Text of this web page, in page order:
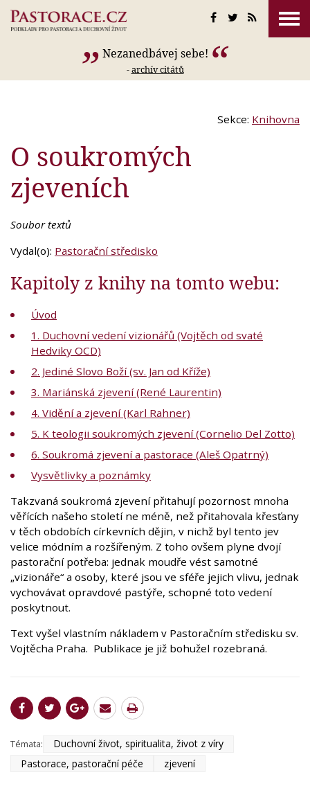
Nezanedbávej sebe!
-archív citátů
Sekce: Knihovna
O soukromých
zjeveních
Soubor textů
Vydal(o): Pastorační středisko
Kapitoly z knihy na tomto webu:
Úvod
1. Duchovní vedení vizionářů (Vojtěch od svaté
Hedviky OCD)
2. Jediné Slovo Boží (sv. Jan od Kříže)
3. Mariánská zjevení (René Laurentin)
4. Vidění a zjevení (Karl Rahner)
5. K teologii soukromých zjevení (Cornelio Del Zotto)
6. Soukromá zjevení a pastorace (Aleš Opatrný)
Vysvětlivky a poznámky
Takzvaná soukromá zjevení přitahují pozornost mnoha
věřících našeho století ne méně, než přitahovala křesťany
v těch obdobích církevních dějin, v nichž byl tento jev
velice módním a rozšířeným. Z toho ovšem plyne dvojí
pastorační potřeba: jednak moudře vést samotné
„vizionáře“ a osoby, které jsou ve sféře jejich vlivu, jednak
vychovávat opravdové pastýře, schopné toto vedení
poskytnout.
Text vyšel vlastním nákladem v Pastoračním středisku sv.
Vojtěcha Praha. Publikace je již bohužel rozebraná.
Témata:
Duchovní život, spiritualita, život z víry
Pastorace, pastorační péče
zjevení